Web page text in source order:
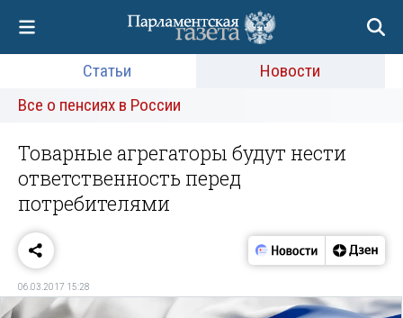
Статьи
Новости
Все о пенсиях в России
Товарные агрегаторы будут нести
ответственность перед
потребителями
06.03.2017 15:28